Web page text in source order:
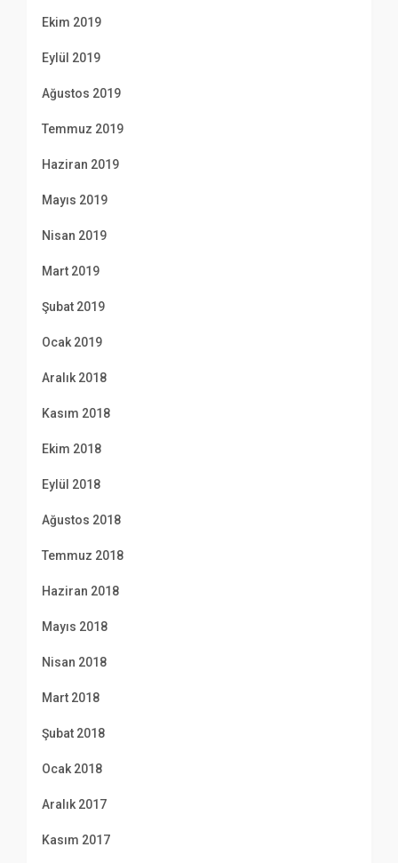
Ekim 2019
Eylül 2019
Ağustos 2019
Temmuz 2019
Haziran 2019
Mayıs 2019
Nisan 2019
Mart 2019
Şubat 2019
Ocak 2019
Aralık 2018
Kasım 2018
Ekim 2018
Eylül 2018
Ağustos 2018
Temmuz 2018
Haziran 2018
Mayıs 2018
Nisan 2018
Mart 2018
Şubat 2018
Ocak 2018
Aralık 2017
Kasım 2017